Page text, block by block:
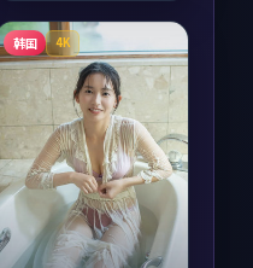
韩国 4K